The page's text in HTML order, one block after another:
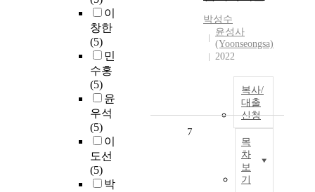
이
창한
(5)
민
수홍
(5)
윤
우석
(5)
이
도선
(5)
박
박성수
윤성사
(Yoonseongsa)
2022
복사/
대출
신청
목
차
보
기
7